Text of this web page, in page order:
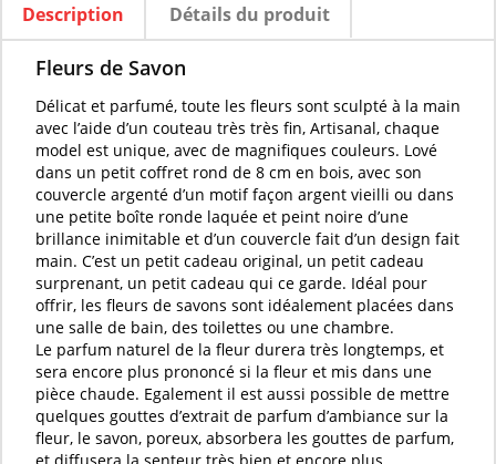
Description Détails du produit
Fleurs de Savon
Délicat et parfumé, toute les fleurs sont sculpté à la main
avec l’aide d’un couteau très très fin, Artisanal, chaque
model est unique, avec de magnifiques couleurs. Lové
dans un petit coffret rond de 8 cm en bois, avec son
couvercle argenté d’un motif façon argent vieilli ou dans
une petite boîte ronde laquée et peint noire d’une
brillance inimitable et d’un couvercle fait d’un design fait
main. C’est un petit cadeau original, un petit cadeau
surprenant, un petit cadeau qui ce garde. Idéal pour
offrir, les fleurs de savons sont idéalement placées dans
une salle de bain, des toilettes ou une chambre.
Le parfum naturel de la fleur durera très longtemps, et
sera encore plus prononcé si la fleur et mis dans une
pièce chaude. Egalement il est aussi possible de mettre
quelques gouttes d’extrait de parfum d’ambiance sur la
fleur, le savon, poreux, absorbera les gouttes de parfum,